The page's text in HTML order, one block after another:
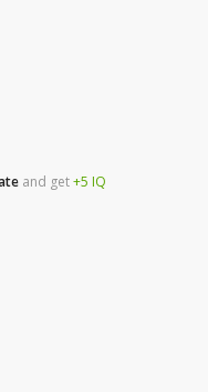
and get+5 IQ